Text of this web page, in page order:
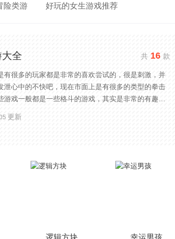
险类游 好玩的女生游戏推荐
全 共16 款
有很多的玩家都是非常的喜欢尝试的，很是刺激，并
泄心中的不快吧，现在市面上是有很多的类型的拳击
游戏一般都是一些格斗的游戏，其实是非常的有趣，
激的，游戏中是有一些不同的场景都是能够去进行体
是能够去刺激的进行对战的，小编现在就是收集了一
更新
逻辑方块 幸运男孩